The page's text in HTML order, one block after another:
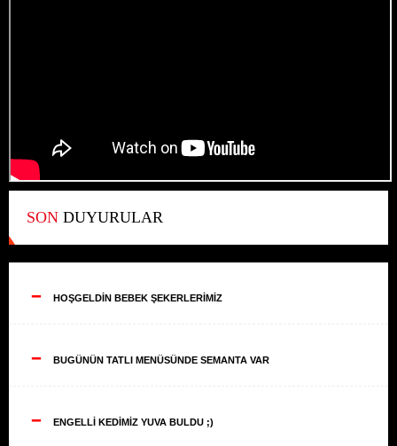
SON DUYURULAR
-- HOŞGELDİN BEBEK ŞEKERLERİMİZ
-- BUGÜNÜN TATLI MENÜSÜNDE SEMANTA VAR
-- ENGELLİ KEDİMİZ YUVA BULDU ;)